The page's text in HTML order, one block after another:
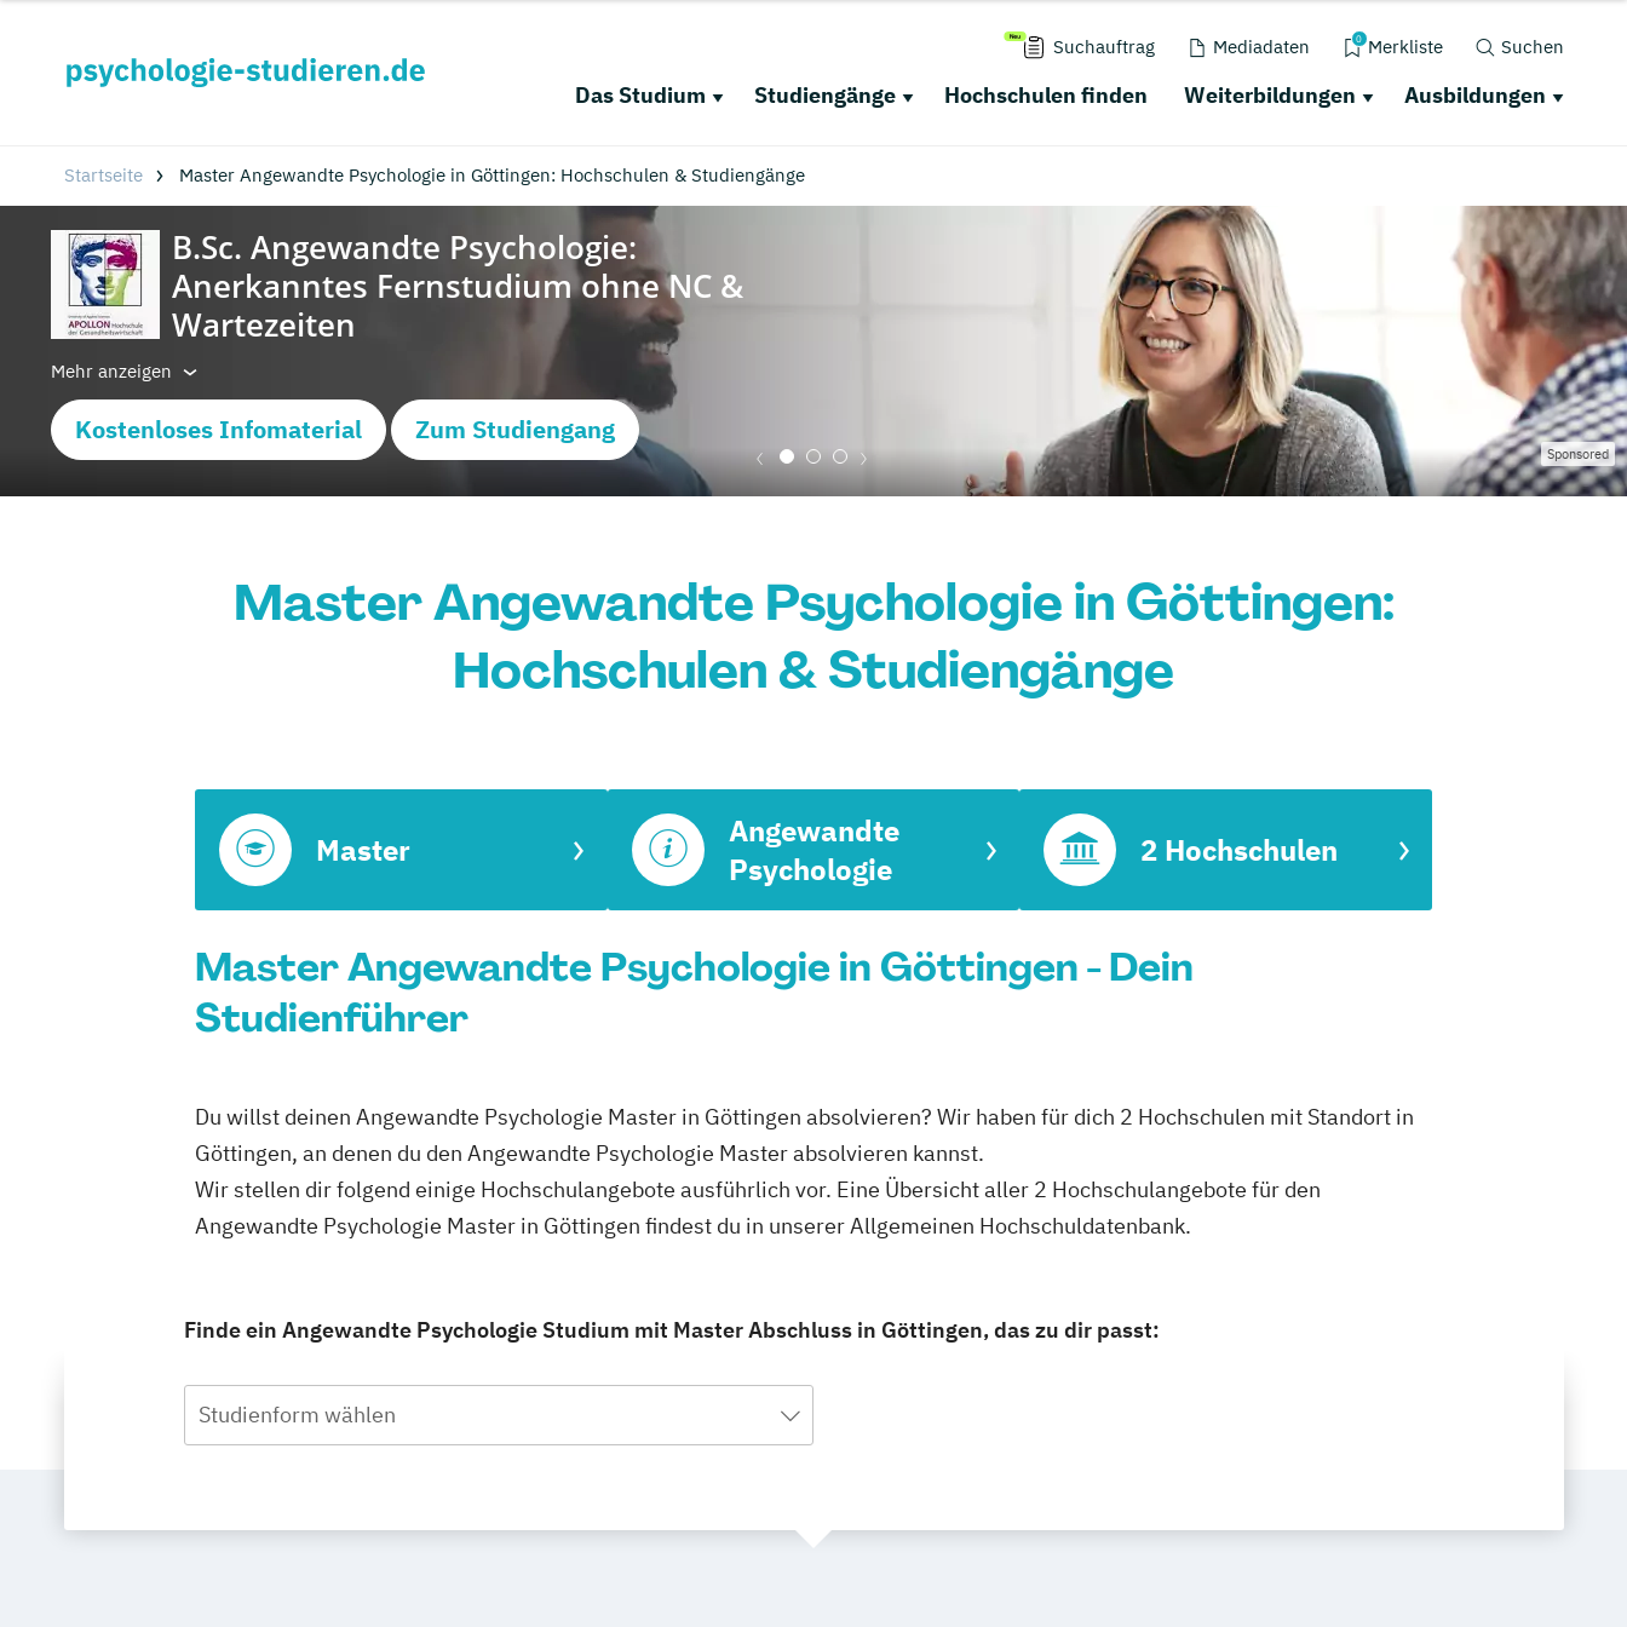
Suchauftrag Mediadaten 0 Merkliste Suchen
Das Studium Studiengänge Hochschulen finden Weiterbildungen Ausbildungen
Startseite Master Angewandte Psychologie in Göttingen: Hochschulen & Studiengänge
Mehr anzeigen
Kostenloses Infomaterial Zum Studiengang
Sponsored
Master Angewandte Psychologie in Göttingen:
Hochschulen & Studiengänge
Master
Angewandte
Psychologie
2 Hochschulen
Master Angewandte Psychologie in Göttingen - Dein
Studienführer
Du willst deinen Angewandte Psychologie Master in Göttingen absolvieren? Wir haben für dich 2 Hochschulen mit Standort in
Göttingen, an denen du den Angewandte Psychologie Master absolvieren kannst.
Wir stellen dir folgend einige Hochschulangebote ausführlich vor. Eine Übersicht aller 2 Hochschulangebote für den
Angewandte Psychologie Master in Göttingen findest du in unserer Allgemeinen Hochschuldatenbank.
Finde ein Angewandte Psychologie Studium mit Master Abschluss in Göttingen, das zu dir passt:
Studienform wählen